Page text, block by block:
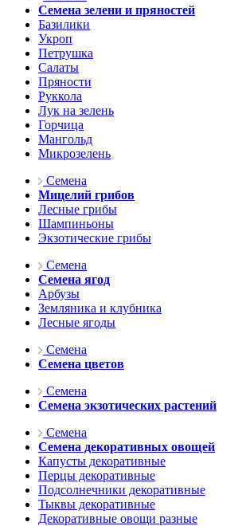
Семена зелени и пряностей
Базилики
Укроп
Петрушка
Салаты
Пряности
Руккола
Лук на зелень
Горчица
Мангольд
Микрозелень
Семена
Мицелий грибов
Лесные грибы
Шампиньоны
Экзотические грибы
Семена
Семена ягод
Арбузы
Земляника и клубника
Лесные ягоды
Семена
Семена цветов
Семена
Семена экзотических растений
Семена
Семена декоративных овощей
Капусты декоративные
Перцы декоративные
Подсолнечники декоративные
Тыквы декоративные
Декоративные овощи разные